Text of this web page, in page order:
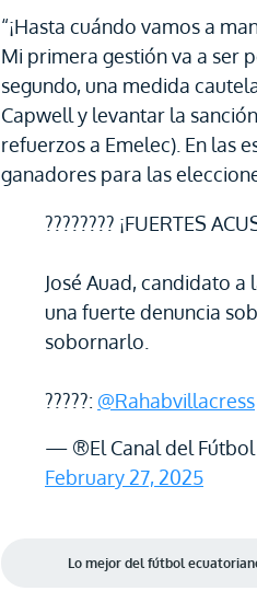
“¡Hasta cuándo vamos a
Mi primera gestión va a ser
segundo, una medida
Capwell y levantar la
refuerzos a Emelec). En las
ganadores para las
???????? ¡FUERTES
José Auad, candidato a
una fuerte denuncia
sobornarlo.
?????: @Rahabvillacress
— ®El Canal del Fútbol
February 27, 2025
Lo mejor del fútbol